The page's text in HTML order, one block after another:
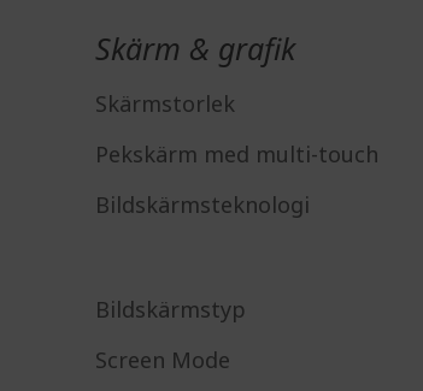
Skärm & grafik
Skärmstorlek
Pekskärm med multi-touch
Bildskärmsteknologi
Bildskärmstyp
Screen Mode